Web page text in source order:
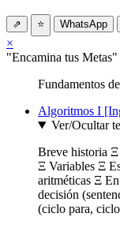
⇗ ⭐ WhatsApp
×
"Encamina tus Metas"
Fundamentos
Algoritmos I
Ver/Ocultar
Breve historia Ξ
Ξ Variables Ξ
aritméticas Ξ
decisión
(ciclo para,